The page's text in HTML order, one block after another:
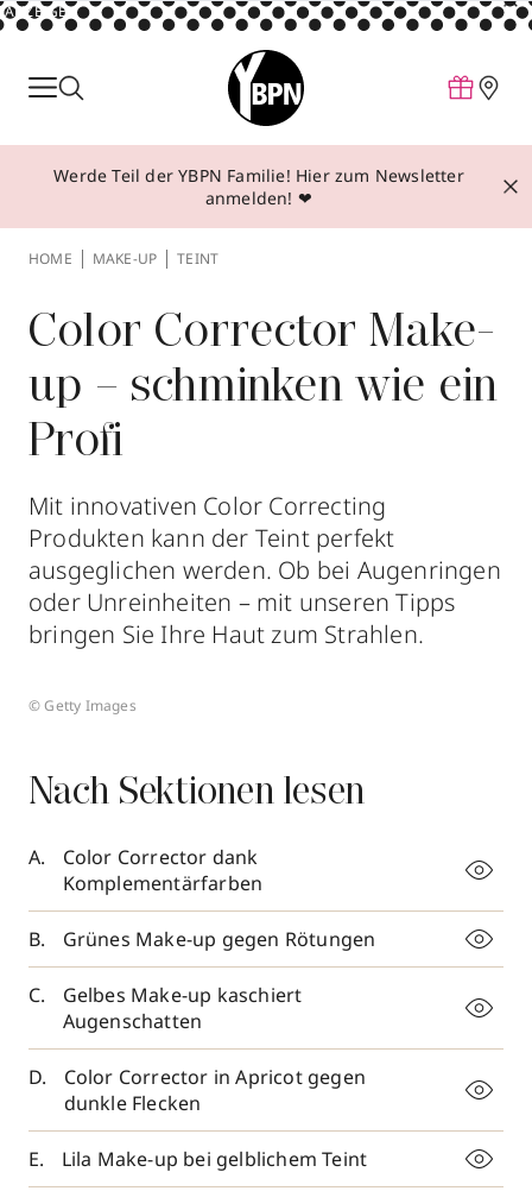
ANZEIGE
Parfum
Make-up
Behandlungen
Über YBPN
Aktionen
Storefinder
Werde Teil der YBPN Familie! Hier zum Newsletter
anmelden! ❤
HOME MAKE-UP TEINT
Color Corrector Make-
up – schminken wie ein
Profi
Mit innovativen Color Correcting
Produkten kann der Teint perfekt
ausgeglichen werden. Ob bei Augenringen
oder Unreinheiten – mit unseren Tipps
bringen Sie Ihre Haut zum Strahlen.
© Getty Images
Nach Sektionen lesen
Color Corrector dank
Komplementärfarben
Grünes Make-up gegen Rötungen
Gelbes Make-up kaschiert
Augenschatten
Color Corrector in Apricot gegen
dunkle Flecken
Lila Make-up bei gelblichem Teint